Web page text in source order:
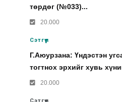
төрдөг (№033)...
20.000
Сэтгүүл
Г.Аюурзана: Үндэстэн
тогтнох эрхийг хувь
20.000